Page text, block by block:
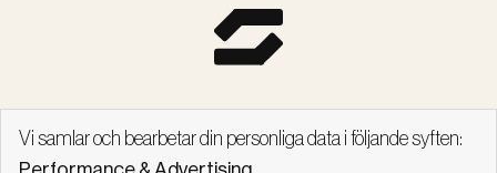
Vi samlar och bearbetar din personliga data i följande syften: